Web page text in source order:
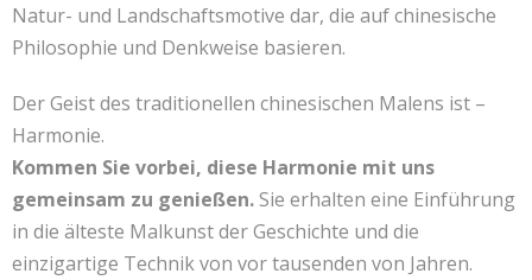
Natur- und Landschaftsmotive dar, die auf chinesische
Philosophie und Denkweise basieren.
Der Geist des traditionellen chinesischen Malens ist –
Harmonie.
Kommen Sie vorbei, diese Harmonie mit uns
gemeinsam zu genießen. Sie erhalten eine Einführung
in die älteste Malkunst der Geschichte und die
einzigartige Technik von vor tausenden von Jahren.